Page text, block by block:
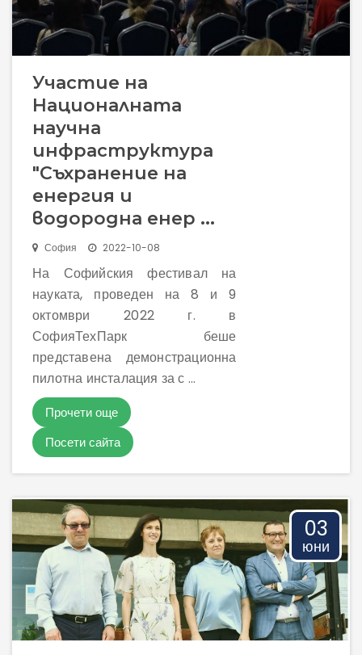
Участие на
Националната
научна
инфраструктура
"Съхранение на
енергия и
водородна енер ...
София 2022-10-08
На Софийския фестивал на
науката, проведен на 8 и 9
октомври 2022 г. в
СофияТехПарк беше
представена демонстрационна
пилотна инсталация за с ...
Прочети още
Посети сайта
03
юни